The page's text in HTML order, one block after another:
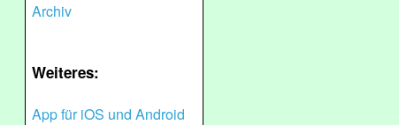
Archiv
Weiteres:
App für iOS und Android